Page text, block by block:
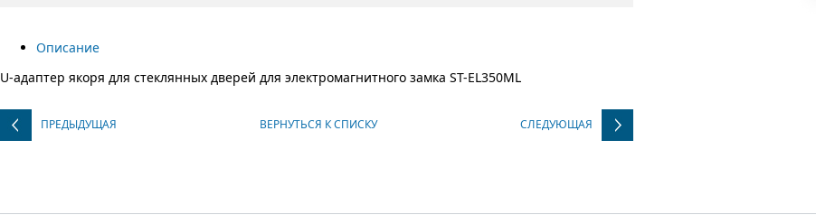
Описание
U-адаптер якоря для стеклянных дверей для электромагнитного замка ST-EL350ML
ПРЕДЫДУЩАЯ ВЕРНУТЬСЯ К СПИСКУ СЛЕДУЮЩАЯ